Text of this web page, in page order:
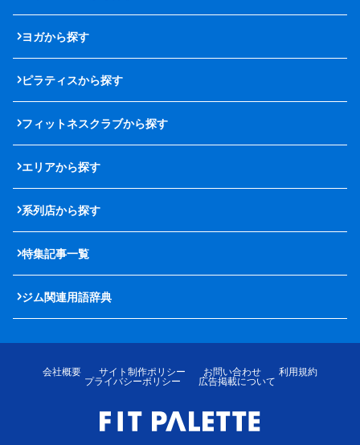
ヨガから探す
ピラティスから探す
フィットネスクラブから探す
エリアから探す
系列店から探す
特集記事一覧
ジム関連用語辞典
会社概要 サイト制作ポリシー お問い合わせ
利用規約
プライバシーポリシー
広告掲載について